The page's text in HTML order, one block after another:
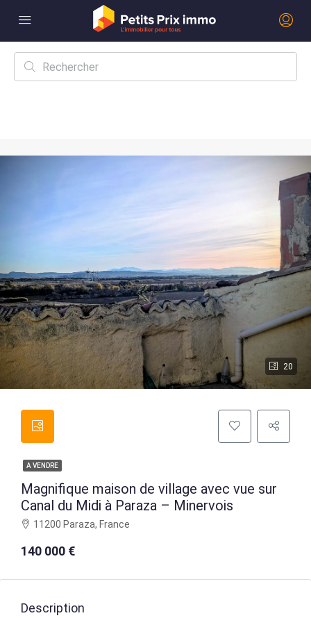
20
A VENDRE
Magnifique maison de village avec vue sur
Canal du Midi à Paraza – Minervois
11200 Paraza, France
140 000 €
Description